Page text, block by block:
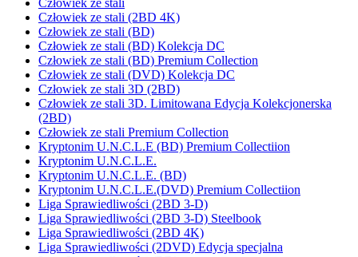
Człowiek ze stali
Człowiek ze stali (2BD 4K)
Człowiek ze stali (BD)
Człowiek ze stali (BD) Kolekcja DC
Człowiek ze stali (BD) Premium Collection
Człowiek ze stali (DVD) Kolekcja DC
Człowiek ze stali 3D (2BD)
Człowiek ze stali 3D. Limitowana Edycja Kolekcjonerska
(2BD)
Człowiek ze stali Premium Collection
Kryptonim U.N.C.L.E (BD) Premium Collectiion
Kryptonim U.N.C.L.E.
Kryptonim U.N.C.L.E. (BD)
Kryptonim U.N.C.L.E.(DVD) Premium Collectiion
Liga Sprawiedliwości (2BD 3-D)
Liga Sprawiedliwości (2BD 3-D) Steelbook
Liga Sprawiedliwości (2BD 4K)
Liga Sprawiedliwości (2DVD) Edycja specjalna